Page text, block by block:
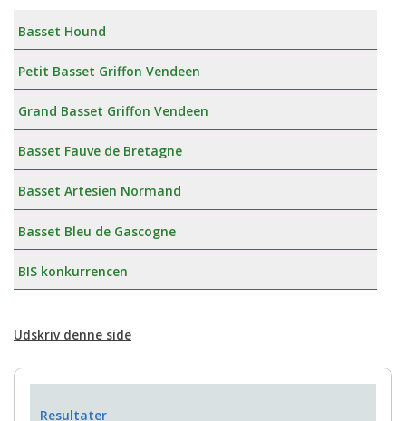
Basset Hound
Petit Basset Griffon Vendeen
Grand Basset Griffon Vendeen
Basset Fauve de Bretagne
Basset Artesien Normand
Basset Bleu de Gascogne
BIS konkurrencen
Udskriv denne side
Resultater